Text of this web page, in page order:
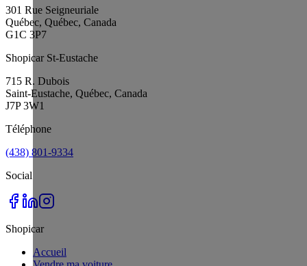
301 Rue Seigneuriale
Québec, Québec, Canada
G1C 3P7
Shopicar St-Eustache
715 R. Dubois
Saint-Eustache, Québec, Canada
J7P 3W1
Téléphone
(438) 801-9334
Social
Shopicar
Accueil